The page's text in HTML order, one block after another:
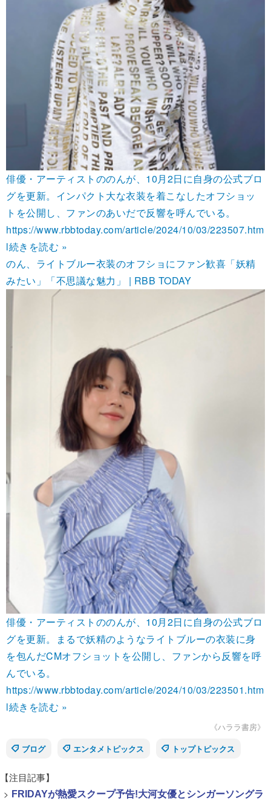
俳優・アーティストののんが、10月2日に自身の公式ブロ
グを更新。インパクト大な衣装を着こなしたオフショッ
トを公開し、ファンのあいだで反響を呼んでいる。
https://www.rbbtoday.com/article/2024/10/03/223507.htm
l続きを読む »
のん、ライトブルー衣装のオフショにファン歓喜「妖精
みたい」「不思議な魅力」 | RBB TODAY
俳優・アーティストののんが、10月2日に自身の公式ブロ
グを更新。まるで妖精のようなライトブルーの衣装に身
を包んだCMオフショットを公開し、ファンから反響を呼
んでいる。
https://www.rbbtoday.com/article/2024/10/03/223501.htm
l続きを読む »
《ハララ書房》
ブログ
エンタメトピックス トップトピックス
【注目記事】
> FRIDAYが熱愛スクープ予告!大河女優とシンガーソングラ